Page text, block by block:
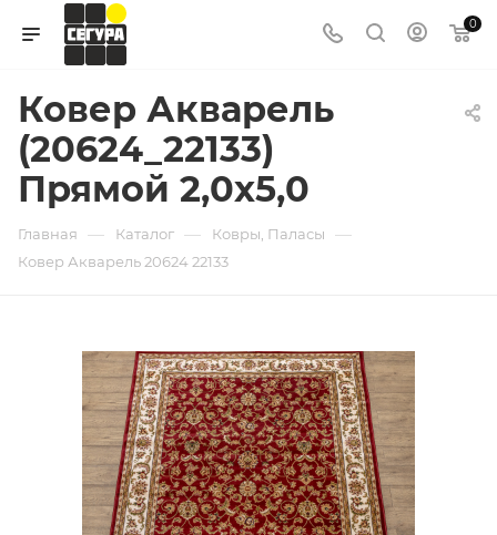
0
Ковер Акварель
(20624_22133)
Прямой 2,0х5,0
Главная — Каталог — Ковры, Паласы —
Ковер Акварель 20624 22133